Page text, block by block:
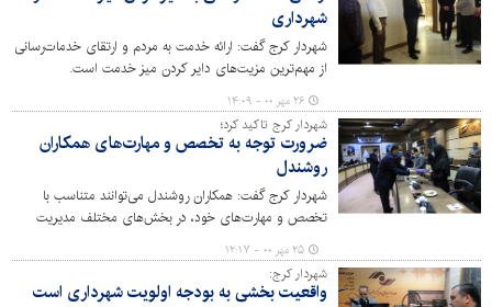
شهرداری
شهردار کرج گفت: ارائه خدمت به مردم و ارتقای خدمات‌رسانی
از مهم‌ترین مزیت‌های دایر کردن میز خدمت است.
۲۶ مهر ۰۰ - ۱۴:۰۹
شهردار کرج تاکید کرد؛
ضرورت توجه به تخصص و مهارت‌های همکاران
روشندل
شهردار کرج گفت: همکاران روشندل می‌توانند متناسب با
تخصص و مهارت‌های خود، در بخش‌های مختلف مدیریت
شهری مثمر ثمر باشند.
۲۵ مهر ۰۰ - ۱۲:۱۷
شهردار کرج:
واقعیت بخشی به بودجه اولویت شهرداری است